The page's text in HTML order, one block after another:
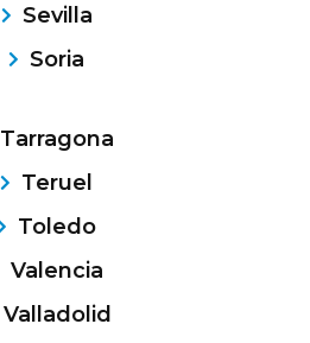
Sevilla
Soria
Tarragona
Teruel
Toledo
Valencia
Valladolid